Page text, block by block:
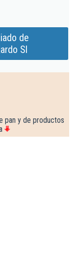
de
Sl
pan y de productos